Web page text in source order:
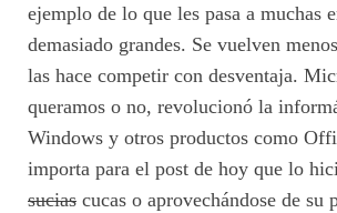
ejemplo de lo que les pasa a muchas
demasiado grandes. Se vuelven
las hace competir con desventaja.
queramos o no, revolucionó la
Windows y otros productos como
importa para el post de hoy que lo
sucias cucas o aprovechándose de su